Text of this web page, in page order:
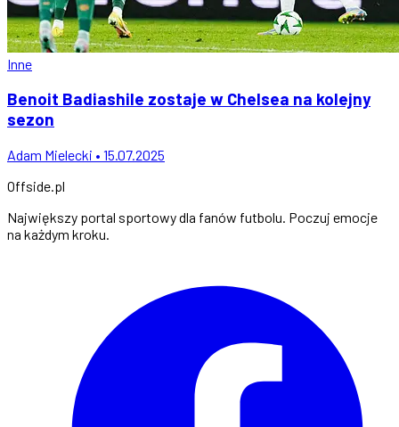
Inne
Benoit Badiashile zostaje w Chelsea na kolejny
sezon
Adam Mielecki • 15.07.2025
Offside.pl
Największy portal sportowy dla fanów futbolu. Poczuj emocje
na każdym kroku.